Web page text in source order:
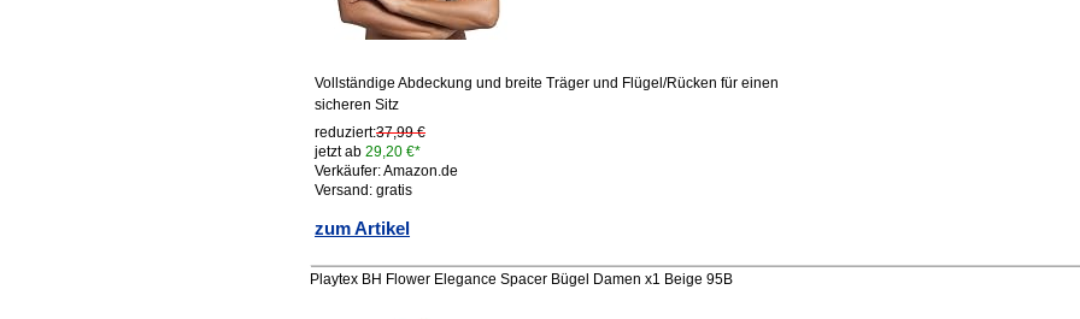
Vollständige Abdeckung und breite Träger und Flügel/Rücken für einen
sicheren Sitz
reduziert:37,99 €
jetzt ab29,20 €*
Verkäufer: Amazon.de
Versand: gratis
zum Artikel
Playtex BH Flower Elegance Spacer Bügel Damen x1 Beige 95B